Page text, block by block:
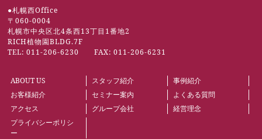
●札幌西Office
〒060-0004
札幌市中央区北4条西13丁目1番地2
RICH植物園BLDG.7F
TEL: 011-206-6230 FAX: 011-206-6231
ABOUT US スタッフ紹介
事例紹介
お客様紹介
セミナー案内
よくある質問
アクセス
グループ会社
経営理念
プライバシーポリシ
ー